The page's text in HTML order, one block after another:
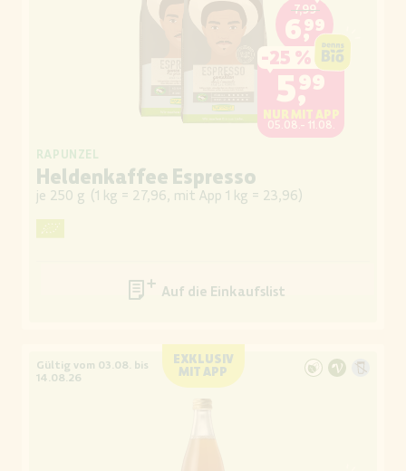
7,99
6,99
-25 %
5,99
NUR MIT APP
05.08.- 11.08.
RAPUNZEL
Heldenkaffee Espresso
je 250 g (1 kg = 27,96, mit App 1 kg = 23,96)
Auf die Einkaufsliste
EXKLUSIV
MIT APP
Gültig vom 03.08. bis
14.08.26